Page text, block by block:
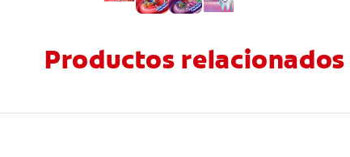
Productos relacionados